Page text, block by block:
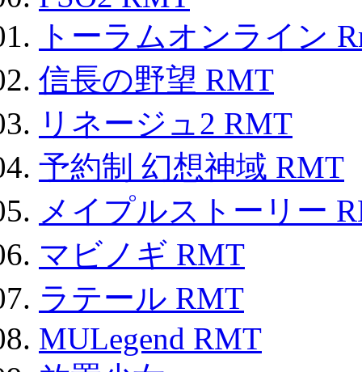
トーラムオンライン
信長の野望 RMT
リネージュ2 RMT
予約制 幻想神域 RMT
メイプルストーリー
マビノギ RMT
ラテール RMT
MULegend RMT